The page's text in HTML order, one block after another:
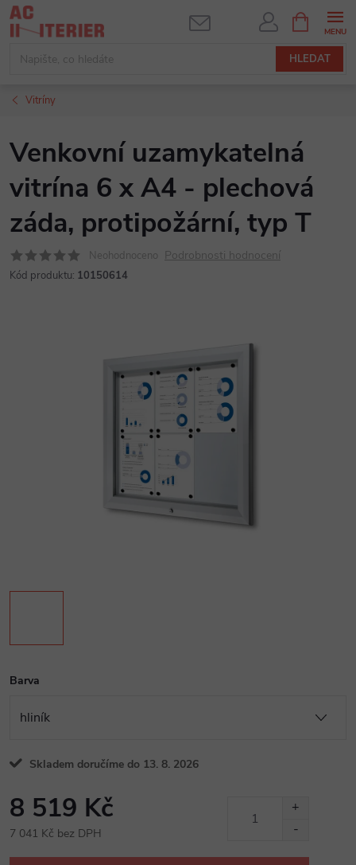
Přejít
na
HLEDAT
NÁKUPNÍ
KOŠÍK
Vitríny
Venkovní uzamykatelná
vitrína 6 x A4 - plechová
záda, protipožární, typ T
Neohodnoceno Podrobnosti hodnocení
Kód produktu: 10150614
Barva
Skladem doručíme do 13. 8. 2026
8 519 Kč
7 041 Kč bez DPH